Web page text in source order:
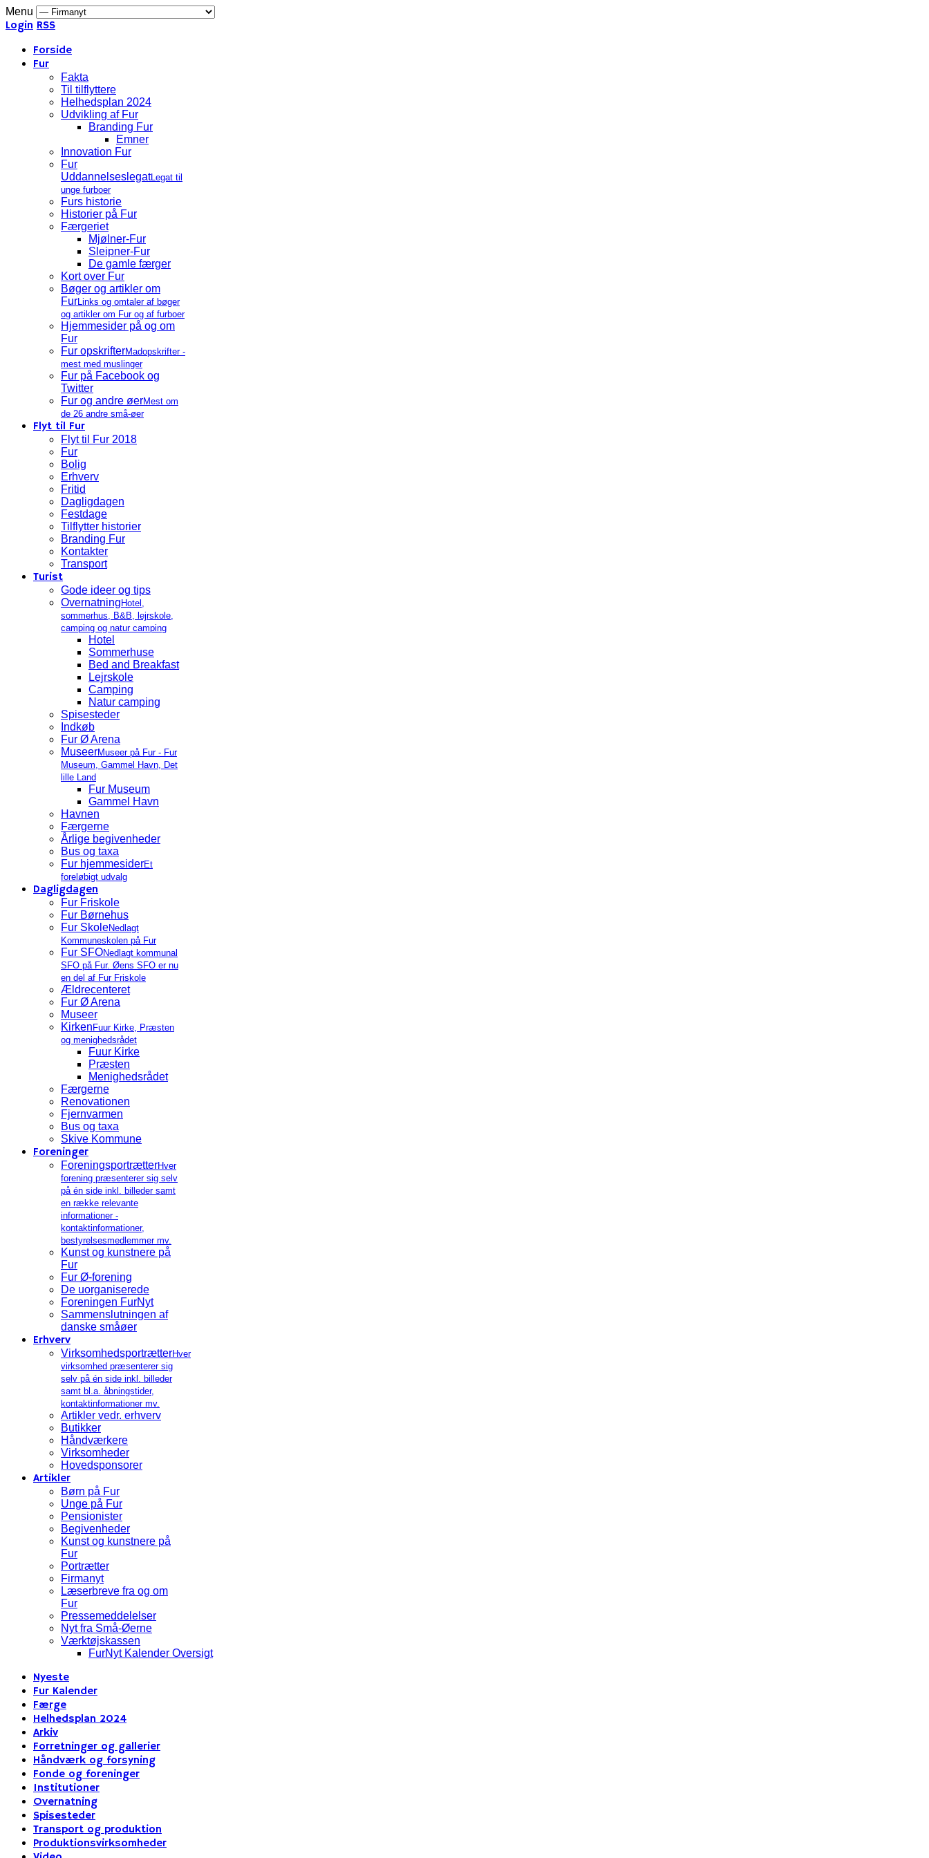
Menu
Login RSS
Forside
Fur
Fakta
Til tilflyttere
Helhedsplan 2024
Udvikling af Fur
Branding Fur
Emner
Innovation Fur
Fur
UddannelseslegatLegat til
unge furboer
Furs historie
Historier på Fur
Færgeriet
Mjølner-Fur
Sleipner-Fur
De gamle færger
Kort over Fur
Bøger og artikler om
FurLinks og omtaler af bøger
og artikler om Fur og af furboer
Hjemmesider på og om
Fur
Fur opskrifterMadopskrifter -
mest med muslinger
Fur på Facebook og
Twitter
Fur og andre øerMest om
de 26 andre små-øer
Flyt til Fur
Flyt til Fur 2018
Fur
Bolig
Erhverv
Fritid
Dagligdagen
Festdage
Tilflytter historier
Branding Fur
Kontakter
Transport
Turist
Gode ideer og tips
Overnatning Hotel,
sommerhus, B&B, lejrskole,
camping og natur camping
Hotel
Sommerhuse
Bed and Breakfast
Lejrskole
Camping
Natur camping
Spisesteder
Indkøb
Fur Ø Arena
MuseerMuseer på Fur - Fur
Museum, Gammel Havn, Det
lille Land
Fur Museum
Gammel Havn
Havnen
Færgerne
Årlige begivenheder
Bus og taxa
Fur hjemmesiderEt
foreløbigt udvalg
Dagligdagen
Fur Friskole
Fur Børnehus
Fur SkoleNedlagt
Kommuneskolen på Fur
Fur SFONedlagt kommunal
SFO på Fur. Øens SFO er nu
en del af Fur Friskole
Ældrecenteret
Fur Ø Arena
Museer
Kirken Fuur Kirke, Præsten
og menighedsrådet
Fuur Kirke
Præsten
Menighedsrådet
Færgerne
Renovationen
Fjernvarmen
Bus og taxa
Skive Kommune
Foreninger
ForeningsportrætterHver
forening præsenterer sig selv
på én side inkl. billeder samt
en række relevante
informationer -
kontaktinformationer,
bestyrelsesmedlemmer mv.
Kunst og kunstnere på
Fur
Fur Ø-forening
De uorganiserede
Foreningen FurNyt
Sammenslutningen af
danske småøer
Erhverv
VirksomhedsportrætterHver
virksomhed præsenterer sig
selv på én side inkl. billeder
samt bl.a. åbningstider,
kontaktinformationer mv.
Artikler vedr. erhverv
Butikker
Håndværkere
Virksomheder
Hovedsponsorer
Artikler
Børn på Fur
Unge på Fur
Pensionister
Begivenheder
Kunst og kunstnere på
Fur
Portrætter
Firmanyt
Læserbreve fra og om
Fur
Pressemeddelelser
Nyt fra Små-Øerne
Værktøjskassen
FurNyt Kalender Oversigt
Nyeste
Fur Kalender
Færge
Helhedsplan 2024
Arkiv
Forretninger og gallerier
Håndværk og forsyning
Fonde og foreninger
Institutioner
Overnatning
Spisesteder
Transport og produktion
Produktionsvirksomheder